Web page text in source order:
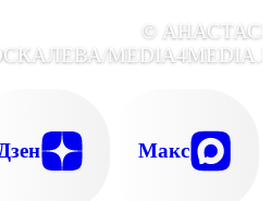
©
Дзен Макс